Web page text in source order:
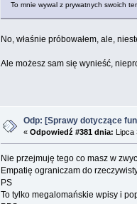
To mnie wywal z prywatnych swoich
No, właśnie próbowałem, ale,
Ale możesz sam się wynieść,
Odp: [Sprawy dotyczące
« Odpowiedź #381 dnia: Lipca
Nie przejmuję tego co masz w
Empatię ograniczam do
PS
To tylko megalomańskie wpisy i